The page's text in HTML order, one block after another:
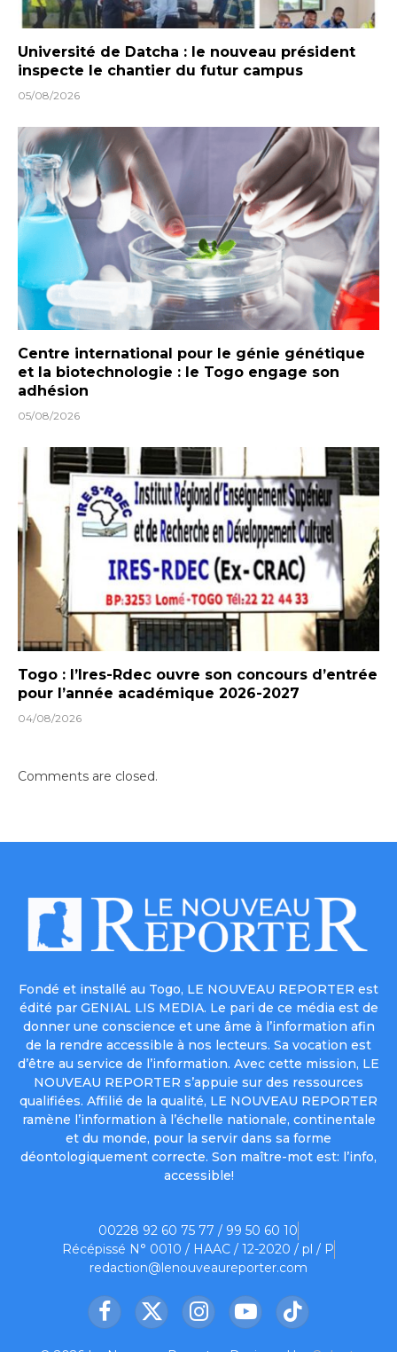
Université de Datcha : le nouveau président
inspecte le chantier du futur campus
05/08/2026
Centre international pour le génie génétique
et la biotechnologie : le Togo engage son
adhésion
05/08/2026
Togo : l’Ires-Rdec ouvre son concours d’entrée
pour l’année académique 2026-2027
04/08/2026
Comments are closed.
Fondé et installé au Togo, LE NOUVEAU REPORTER est
édité par GENIAL LIS MEDIA. Le pari de ce média est de
donner une conscience et une âme à l’information afin
de la rendre accessible à nos lecteurs. Sa vocation est
d’être au service de l’information. Avec cette mission, LE
NOUVEAU REPORTER s’appuie sur des ressources
qualifiées. Affilié de la qualité, LE NOUVEAU REPORTER
ramène l’information à l’échelle nationale, continentale
et du monde, pour la servir dans sa forme
déontologiquement correcte. Son maître-mot est: l’info,
accessible!
00228 92 60 75 77 / 99 50 60 10
Récépissé N° 0010 / HAAC / 12-2020 / pl / P
redaction@lenouveaureporter.com
Facebook
X
InstagramYouTubeTikTok